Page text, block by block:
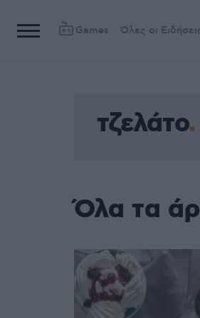
Games Όλες οι
τζελάτο
Όλα τα